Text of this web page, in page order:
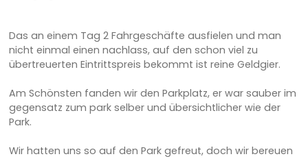
Das an einem Tag 2 Fahrgeschäfte ausfielen und man
nicht einmal einen nachlass, auf den schon viel zu
übertreuerten Eintrittspreis bekommt ist reine Geldgier.
Am Schönsten fanden wir den Parkplatz, er war sauber im
gegensatz zum park selber und übersichtlicher wie der
Park.
Wir hatten uns so auf den Park gefreut, doch wir bereuen